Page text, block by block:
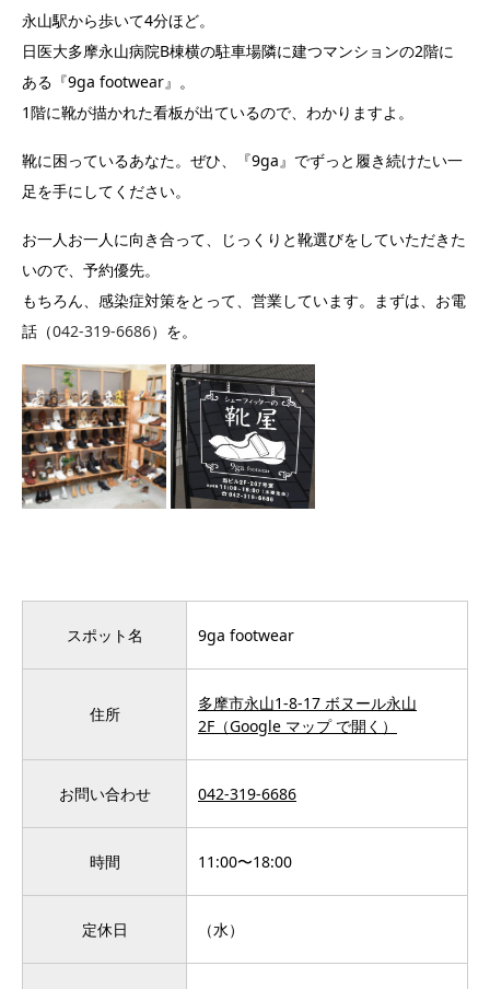
永山駅から歩いて4分ほど。
日医大多摩永山病院B棟横の駐車場隣に建つマンションの2階に
ある『9ga footwear』。
1階に靴が描かれた看板が出ているので、わかりますよ。
靴に困っているあなた。ぜひ、『9ga』でずっと履き続けたい一
足を手にしてください。
お一人お一人に向き合って、じっくりと靴選びをしていただきた
いので、予約優先。
もちろん、感染症対策をとって、営業しています。 まずは、お電
話 （042-319-6686）を。
スポット名 9ga footwear
住所
多摩市永山1-8-17 ボヌール永山
2F（Google マップ で開く）
お問い合わせ 042-319-6686
時間 11:00〜18:00
定休日 （水）